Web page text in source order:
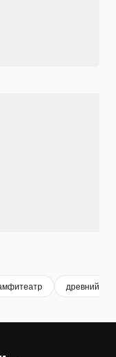
древний рим